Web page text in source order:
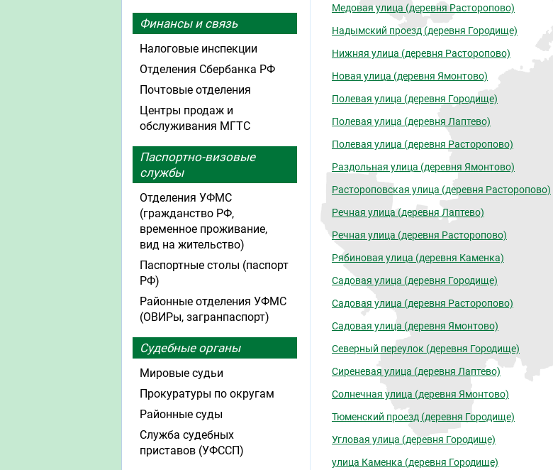
Медовая улица (деревня Расторопово)
Надымский проезд (деревня Городище)
Нижняя улица (деревня Расторопово)
Новая улица (деревня Ямонтово)
Полевая улица (деревня Городище)
Полевая улица (деревня Лаптево)
Полевая улица (деревня Расторопово)
Раздольная улица (деревня Ямонтово)
Растороповская улица (деревня Расторопово)
Речная улица (деревня Лаптево)
Речная улица (деревня Расторопово)
Рябиновая улица (деревня Каменка)
Садовая улица (деревня Городище)
Садовая улица (деревня Расторопово)
Садовая улица (деревня Ямонтово)
Северный переулок (деревня Городище)
Сиреневая улица (деревня Лаптево)
Солнечная улица (деревня Ямонтово)
Тюменский проезд (деревня Городище)
Угловая улица (деревня Городище)
улица Каменка (деревня Городище)
Финансы и связь
Налоговые инспекции
Отделения Сбербанка РФ
Почтовые отделения
Центры продаж и
обслуживания МГТС
Паспортно-визовые
службы
Отделения УФМС
(гражданство РФ,
временное проживание,
вид на жительство)
Паспортные столы (паспорт
РФ)
Районные отделения УФМС
(ОВИРы, загранпаспорт)
Судебные органы
Мировые судьи
Прокуратуры по округам
Районные суды
Служба судебных
приставов (УФССП)